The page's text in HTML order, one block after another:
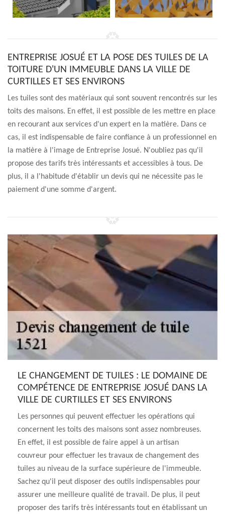
ENTREPRISE JOSUÉ ET LA POSE DES TUILES DE LA
TOITURE D'UN IMMEUBLE DANS LA VILLE DE
CURTILLES ET SES ENVIRONS
Les tuiles sont des matériaux qui sont souvent rencontrés sur les
toits des maisons. En effet, il est possible de les mettre en place
en recourant aux services d'un expert en la matière. Dans ce
cas, il est indispensable de faire confiance à un professionnel en
la matière à l'image de Entreprise Josué. N'oubliez pas qu'il
propose des tarifs très intéressants et accessibles à tous. De
plus, il a l'habitude d'établir un devis qui ne nécessite pas le
paiement d'une somme d'argent.
LE CHANGEMENT DE TUILES : LE DOMAINE DE
COMPÉTENCE DE ENTREPRISE JOSUÉ DANS LA
VILLE DE CURTILLES ET SES ENVIRONS
Les personnes qui peuvent effectuer les opérations qui
concernent les toits des maisons sont assez nombreuses.
En effet, il est possible de faire appel à un artisan
couvreur pour effectuer les travaux de changement des
tuiles au niveau de la surface supérieure de l'immeuble.
Sachez qu'il peut disposer des outils indispensables pour
assurer une meilleure qualité de travail. De plus, il peut
proposer des tarifs très intéressants tout en établissant un